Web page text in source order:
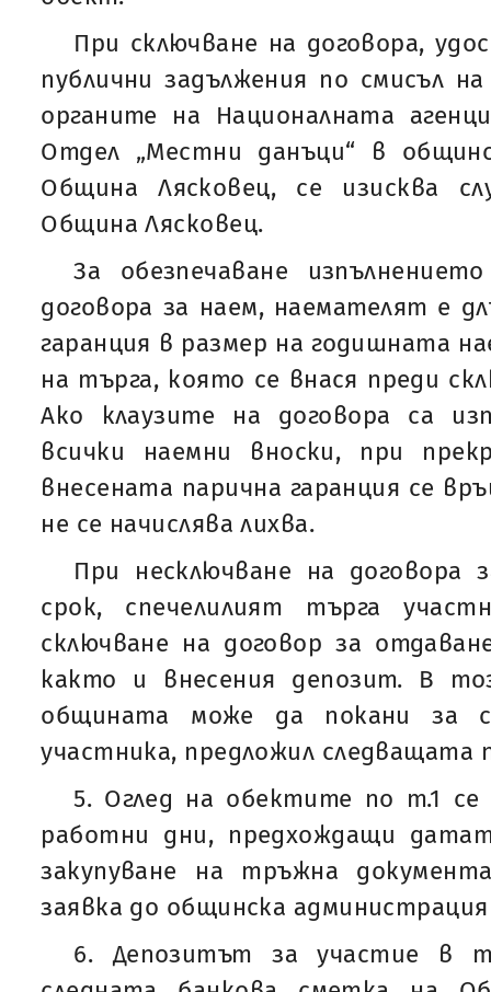
При сключване на договора,
публични задължения по смисъл
органите на Националната
Отдел „Местни данъци“ в
Община Лясковец, се изисква
Община Лясковец.
За обезпечаване
договора за наем, наемателят е
гаранция в размер на годишната
на търга, която се внася преди
Ако клаузите на договора са
всички наемни вноски, при
внесената парична гаранция се
не се начислява лихва.
При несключване на договора
срок, спечелилият търга
сключване на договор за
както и внесения депозит. В
общината може да покани за
участника, предложил следващата
5. Оглед на обектите по т.1 се
работни дни, предхождащи
закупуване на тръжна
заявка до общинска
6. Депозитът за участие в